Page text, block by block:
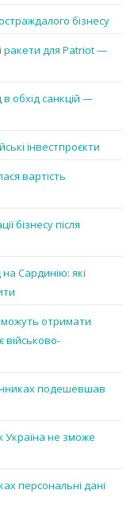
бізнесу
ракети для Patriot —
обхід санкцій —
інвестпроєкти
вартість
бізнесу після
на Сардинію: які
отримати
військово-
подешевшав
Україна не зможе
персональні дані